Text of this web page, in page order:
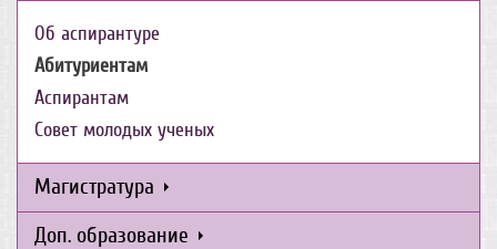
Об аспирантуре
Абитуриентам
Аспирантам
Совет молодых ученых
Магистратура
Доп. образование